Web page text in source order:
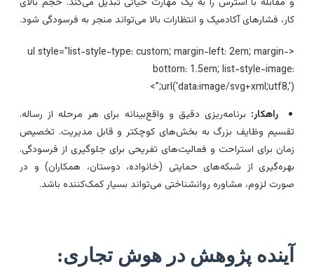
فشارهای آکادمیک و انتظارات بالا می‌تواند منجر به فرسودگی شود.
<ul style="list-style-type: custom; margin-left: 2em; margin-
bottom: 1.5em; list-style-
url('data:image/
راهکار:برنامه‌ریزی دقیق و واقع‌بینانه برای هر مرحله از رساله.
وظایف بزرگ به بخش‌های کوچکتر و قابل مدیریت. تخصیص
برای استراحت و فعالیت‌های تفریحی برای جلوگیری از فرسودگی.
از شبکه‌های حمایتی (خانواده، دوستان، همکاران) و در
لزوم، مشاوره روانشناختی می‌تواند بسیار کمک‌کننده باشد.
پژوهش در هوش تجاری: